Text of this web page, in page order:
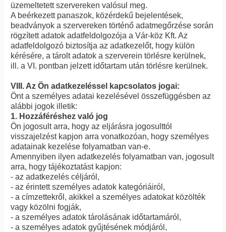
üzemeltetett szervereken valósul meg.
A beérkezett panaszok, közérdekű bejelentések,
beadványok a szervereken történő adatmegőrzése során
rögzített adatok adatfeldolgozója a Vár-köz Kft. Az
adatfeldolgozó biztosítja az adatkezelőt, hogy külön
kérésére, a tárolt adatok a szerverein törlésre kerülnek,
ill. a VI. pontban jelzett időtartam után törlésre kerülnek.
VIII. Az Ön adatkezeléssel kapcsolatos jogai:
Önt a személyes adatai kezelésével összefüggésben az
alábbi jogok illetik:
1. Hozzáféréshez való jog
Ön jogosult arra, hogy az eljárásra jogosulttól
visszajelzést kapjon arra vonatkozóan, hogy személyes
adatainak kezelése folyamatban van-e.
Amennyiben ilyen adatkezelés folyamatban van, jogosult
arra, hogy tájékoztatást kapjon:
- az adatkezelés céljáról,
- az érintett személyes adatok kategóriáiról,
- a címzettekről, akikkel a személyes adatokat közölték
vagy közölni fogják,
- a személyes adatok tárolásának időtartamáról,
- a személyes adatok gyűjtésének módjáról,